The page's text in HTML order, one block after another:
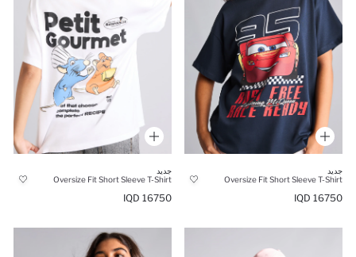
جديد
Oversize Fit Short Sleeve T-Shirt
16750 IQD
جديد
Oversize Fit Short Sleeve T-Shirt
16750 IQD